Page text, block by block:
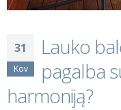
31
Kov
Lauko
pagalba
harmoniją?